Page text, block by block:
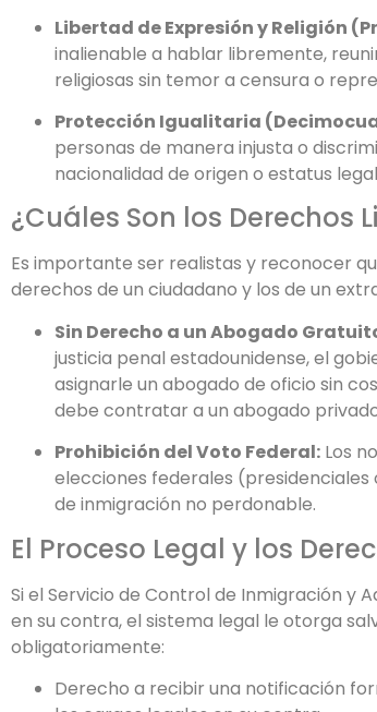
Libertad de Expresión y Religión
inalienable a hablar libremente,
religiosas sin temor a censura o
Protección Igualitaria
personas de manera injusta o
nacionalidad de origen o estatus
¿Cuáles Son los Derechos
Es importante ser realistas y reconocer
derechos de un ciudadano y los de un
Sin Derecho a un Abogado
justicia penal estadounidense, el
asignarle un abogado de oficio sin
debe contratar a un abogado
Prohibición del Voto Federal: Los
elecciones federales
de inmigración no perdonable.
El Proceso Legal y los
Si el Servicio de Control de Inmigración y
en su contra, el sistema legal le otorga
obligatoriamente:
Derecho a recibir una notificación